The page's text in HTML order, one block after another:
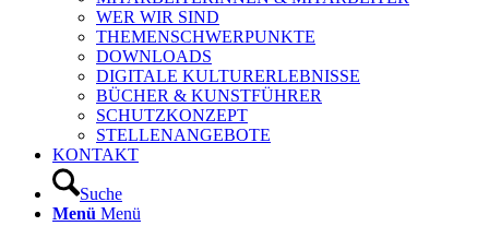
WER WIR SIND
THEMENSCHWERPUNKTE
DOWNLOADS
DIGITALE KULTURERLEBNISSE
BÜCHER & KUNSTFÜHRER
SCHUTZKONZEPT
STELLENANGEBOTE
KONTAKT
Suche
Menü Menü